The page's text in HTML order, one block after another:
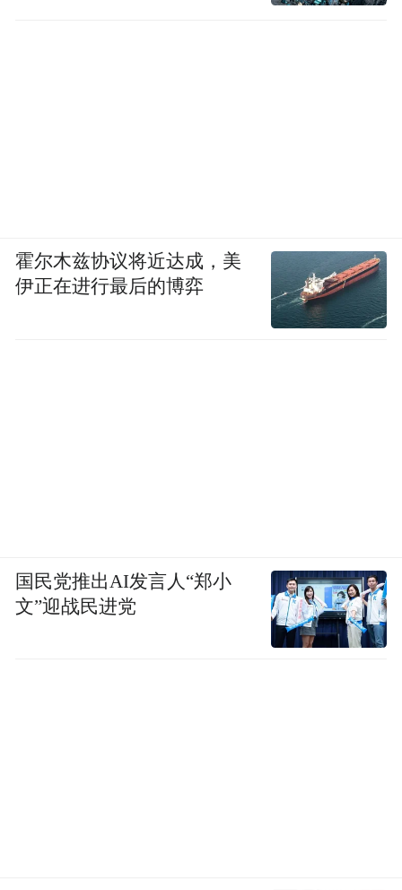
霍尔木兹协议将近达成，美
伊正在进行最后的博弈
国民党推出AI发言人“郑小
文”迎战民进党